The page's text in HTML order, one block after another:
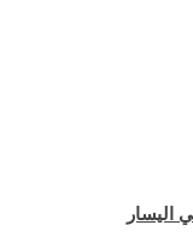
اليسار